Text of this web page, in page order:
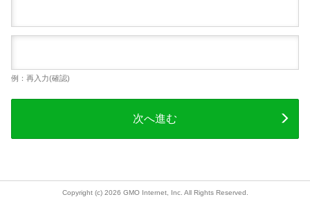
例：再入力(確認)
次へ進む
Copyright (c) 2026 GMO Internet, Inc. All Rights Reserved.